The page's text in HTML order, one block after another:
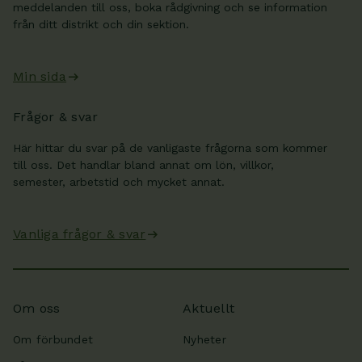
meddelanden till oss, boka rådgivning och se information
från ditt distrikt och din sektion.
Min sida
Frågor & svar
Här hittar du svar på de vanligaste frågorna som kommer
till oss. Det handlar bland annat om lön, villkor,
semester, arbetstid och mycket annat.
Vanliga frågor & svar
Om oss
Om förbundet
Aktuellt
Nyheter